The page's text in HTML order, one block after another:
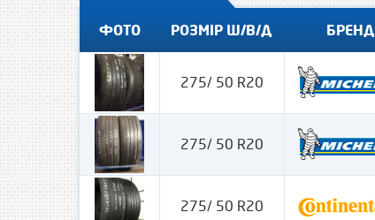
ФОТО РОЗМІР Ш/В/Д БРЕНД
275/ 50 R20
275/ 50 R20
275/ 50 R20